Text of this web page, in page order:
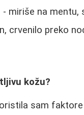
miriše na mentu,
crvenilo preko
kožu?
sam